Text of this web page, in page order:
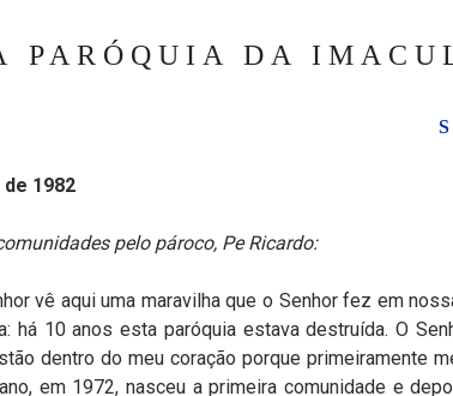
PARÓQUIA DA
de 1982
pelo pároco, Pe Ricardo:
vê aqui uma maravilha que o Senhor fez em
há 10 anos esta paróquia estava destruída. O
dentro do meu coração porque primeiramente
em 1972, nasceu a primeira comunidade e